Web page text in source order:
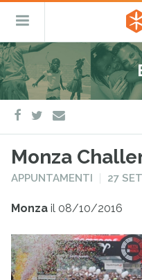
Salta
al
contenuto
–
e
Menu
facebook
twitter
e-
mail
Monza
PUBBLICATO
APPUNTAMENTI 27
Monza il 08/10/2016